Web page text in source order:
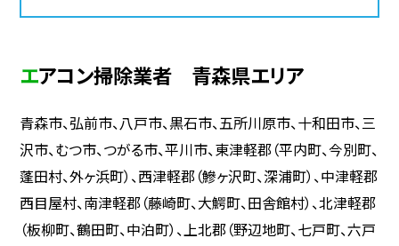
エアコン掃除業者 青森県エリア
青森市、弘前市、八戸市、黒石市、五所川原市、十和田市、三
沢市、むつ市、つがる市、平川市、東津軽郡（平内町、今別町、
蓬田村、外ヶ浜町）、西津軽郡（鰺ヶ沢町、深浦町）、中津軽郡
西目屋村、南津軽郡（藤崎町、大鰐町、田舎館村）、北津軽郡
（板柳町、鶴田町、中泊町）、上北郡（野辺地町、七戸町、六戸